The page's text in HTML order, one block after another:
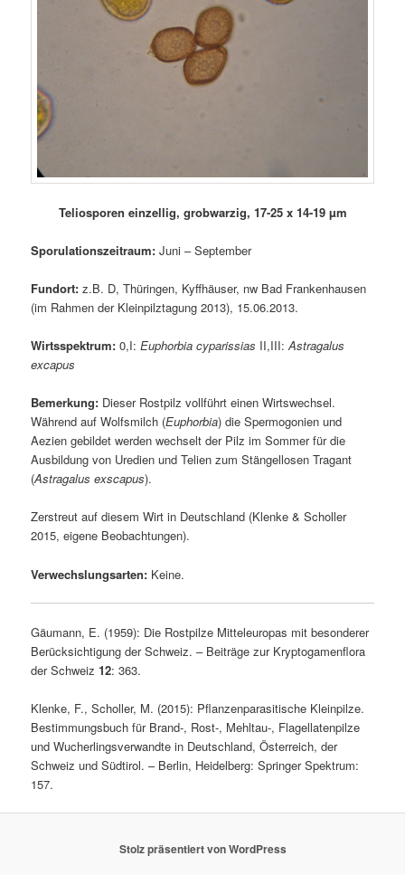
Teliosporen einzellig, grobwarzig, 17-25 x 14-19 µm
Sporulationszeitraum: Juni – September
Fundort:z.B. D, Thüringen, Kyffhäuser, nw Bad Frankenhausen
(im Rahmen der Kleinpilztagung 2013), 15.06.2013.
Wirtsspektrum:0,I:Euphorbia cyparissias II,III:Astragalus
excapus
Bemerkung: Dieser Rostpilz vollführt einen Wirtswechsel.
Während auf Wolfsmilch (Euphorbia) die Spermogonien und
Aezien gebildet werden wechselt der Pilz im Sommer für die
Ausbildung von Uredien und Telien zum Stängellosen Tragant
(Astragalus exscapus).
Zerstreut auf diesem Wirt in Deutschland (Klenke & Scholler
2015, eigene Beobachtungen).
Verwechslungsarten: Keine.
Gäumann, E. (1959): Die Rostpilze Mitteleuropas mit besonderer
Berücksichtigung der Schweiz. – Beiträge zur Kryptogamenflora
der Schweiz12: 363.
Klenke, F., Scholler, M. (2015): Pflanzenparasitische Kleinpilze.
Bestimmungsbuch für Brand-, Rost-, Mehltau-, Flagellatenpilze
und Wucherlingsverwandte in Deutschland, Österreich, der
Schweiz und Südtirol. – Berlin, Heidelberg: Springer Spektrum:
157.
Stolz präsentiert von WordPress